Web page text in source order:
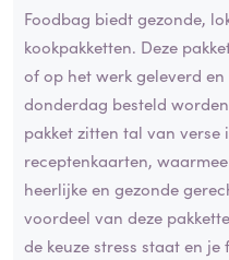
Foodbag biedt gezonde,
kookpakketten. Deze
of op het werk geleverd
donderdag besteld
pakket zitten tal van
receptenkaarten,
heerlijke en gezonde
voordeel van deze
de keuze stress staat en